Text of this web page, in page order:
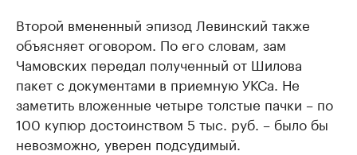
Второй вмененный эпизод Левинский также
объясняет оговором. По его словам, зам
Чамовских передал полученный от Шилова
пакет с документами в приемную УКСа. Не
заметить вложенные четыре толстые пачки – по
100 купюр достоинством 5 тыс. руб. – было бы
невозможно, уверен подсудимый.